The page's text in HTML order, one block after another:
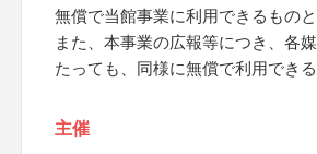
無償で当館事業に利用できるもの
また、本事業の広報等につき、各
たっても、同様に無償で利用でき
主催